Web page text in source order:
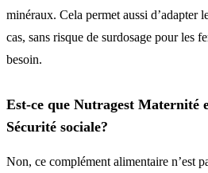
minéraux. Cela permet aussi d’adapter
cas, sans risque de surdosage pour les
besoin.
Est-ce que Nutragest Maternité
Sécurité sociale?
Non, ce complément alimentaire n’est